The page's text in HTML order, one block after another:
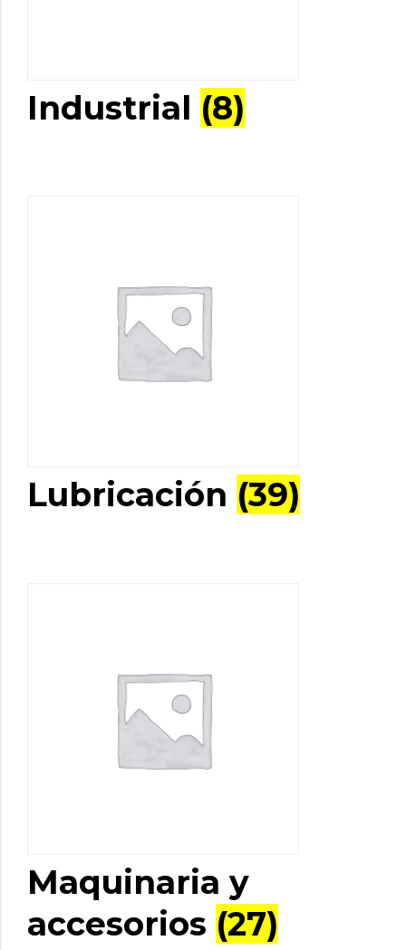
Industrial (8)
Lubricación (39)
Maquinaria y
accesorios (27)